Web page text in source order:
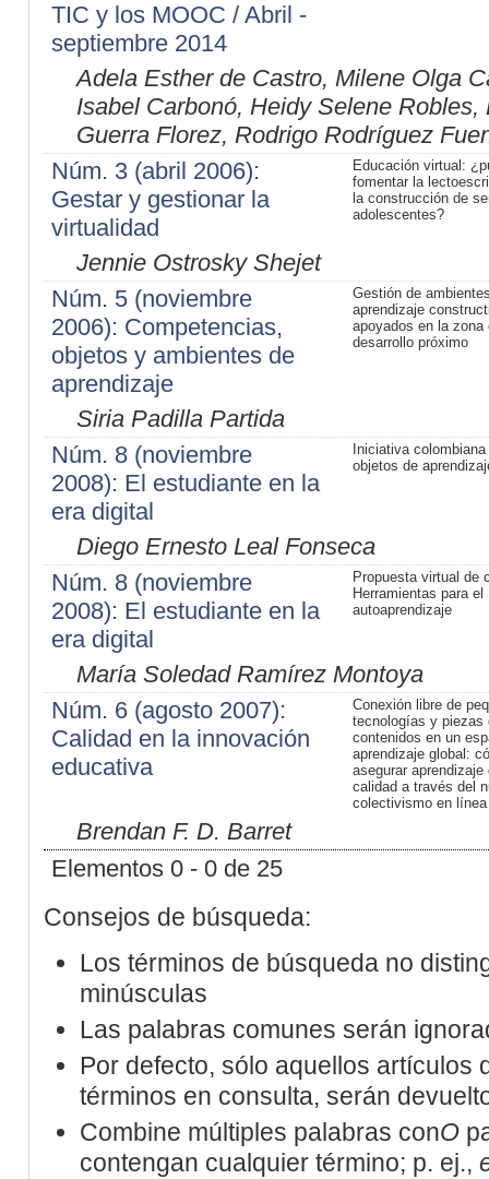
TIC y los MOOC / Abril -
septiembre 2014
Adela Esther de Castro, Milene Olga
Isabel Carbonó, Heidy Selene
Guerra Florez, Rodrigo Rodríguez
Núm. 3 (abril 2006):
Gestar y gestionar la
virtualidad
Educación virtual:
fomentar la
la construcción de
adolescentes?
Jennie Ostrosky Shejet
Núm. 5 (noviembre
2006): Competencias,
objetos y ambientes de
aprendizaje
Gestión de
aprendizaje
apoyados en la zona
desarrollo próximo
Siria Padilla Partida
Núm. 8 (noviembre
2008): El estudiante en la
era digital
Iniciativa colombiana
objetos de
Diego Ernesto Leal Fonseca
Núm. 8 (noviembre
2008): El estudiante en la
era digital
Propuesta virtual de
Herramientas para el
autoaprendizaje
María Soledad Ramírez Montoya
Núm. 6 (agosto 2007):
Calidad en la innovación
educativa
Conexión libre de
tecnologías y piezas
contenidos en un
aprendizaje global:
asegurar aprendizaje
calidad a través del
colectivismo en línea
Brendan F. D. Barret
Elementos 0 - 0 de 25
Consejos de búsqueda:
Los términos de búsqueda no
minúsculas
Las palabras comunes serán
Por defecto, sólo aquellos artículos
términos en consulta, serán
Combine múltiples palabras conO
contengan cualquier término; p. ej.,